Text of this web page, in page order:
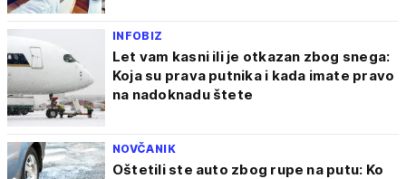
INFOBIZ
Let vam kasni ili je otkazan zbog snega:
Koja su prava putnika i kada imate pravo
na nadoknadu štete
NOVČANIK
Oštetili ste auto zbog rupe na putu: Ko